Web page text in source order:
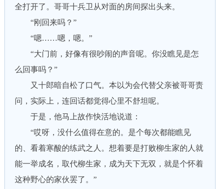
全打开了。哥哥十兵卫从对面的房间探出头来。
“刚回来吗？”
“嗯……嗯，嗯。”
“大门前，好像有很吵闹的声音呢。你没瞧见是怎
么回事吗？”
又十郎暗自松了口气。本以为会代替父亲被哥哥责
问，实际上，连回话都觉得心里不舒坦呢。
于是，他马上故作快活地说道：
“哎呀，没什么值得在意的。是个每次都能瞧见
的、看着寒酸的练武之人。想着要是打败柳生家的人就
能一举成名，取代柳生家，成为天下无双，就是个怀着
这种野心的家伙罢了。”